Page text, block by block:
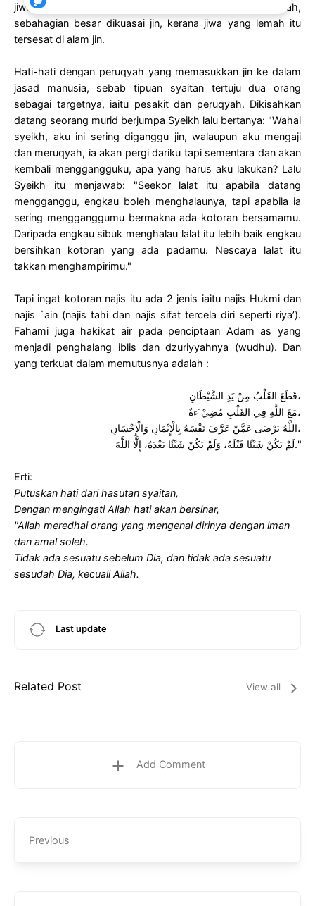
jiwa para pengembara walau menggunakan ayat ruqyah,
sebahagian besar dikuasai jin, kerana jiwa yang lemah itu
tersesat di alam jin.
Hati-hati dengan peruqyah yang memasukkan jin ke dalam
jasad manusia, sebab tipuan syaitan tertuju dua orang
sebagai targetnya, iaitu pesakit dan peruqyah. Dikisahkan
datang seorang murid berjumpa Syeikh lalu bertanya: "Wahai
syeikh, aku ini sering diganggu jin, walaupun aku mengaji
dan meruqyah, ia akan pergi dariku tapi sementara dan akan
kembali menggangguku, apa yang harus aku lakukan? Lalu
Syeikh itu menjawab: "Seekor lalat itu apabila datang
mengganggu, engkau boleh menghalaunya, tapi apabila ia
sering mengganggumu bermakna ada kotoran bersamamu.
Daripada engkau sibuk menghalau lalat itu lebih baik engkau
bersihkan kotoran yang ada padamu. Nescaya lalat itu
takkan menghampirimu."
Tapi ingat kotoran najis itu ada 2 jenis iaitu najis Hukmi dan
najis `ain (najis tahi dan najis sifat tercela diri seperti riya’).
Fahami juga hakikat air pada penciptaan Adam as yang
menjadi penghalang iblis dan dzuriyyahnya (wudhu). Dan
yang terkuat dalam memutusnya adalah :
،قَطَعَ القَلْبُ مِنْ يَدِ الشَّيْطَانِ
،مَعَ اللَّهِ فِي القَلْبِ مُضِيْ َءةٌ
،اللَّهُ يَرْضَى عَمَّنْ عَرَّفَ نَفْسَهُ بِالْإِيْمَانِ وَالْإِحْسَانِ
".لَمْ يَكُنْ شَيْئًا قَبْلَهُ، وَلَمْ يَكُنْ شَيْئًا بَعْدَهُ، إِلَّا اللَّهَ
Erti:
Putuskan hati dari hasutan syaitan,
Dengan mengingati Allah hati akan bersinar,
"Allah meredhai orang yang mengenal dirinya dengan iman
dan amal soleh.
Tidak ada sesuatu sebelum Dia, dan tidak ada sesuatu
sesudah Dia, kecuali Allah.
Last update
Related Post View all
Add Comment
Previous